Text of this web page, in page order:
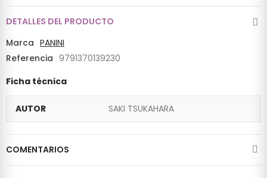
DETALLES DEL PRODUCTO
Marca PANINI
Referencia 9791370139230
Ficha técnica
AUTOR SAKI TSUKAHARA
COMENTARIOS